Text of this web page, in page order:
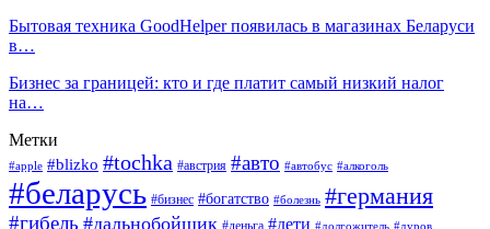
Бытовая техника GoodHelper появилась в магазинах Беларуси
в…
Бизнес за границей: кто и где платит самый низкий налог
на…
Метки
#apple #blizko #tochka #австрия #авто #автобус #алкоголь
#беларусь #бизнес #богатство #болезнь #германия
#гибель #дальнобойщик #дети #долгожитель #дуров